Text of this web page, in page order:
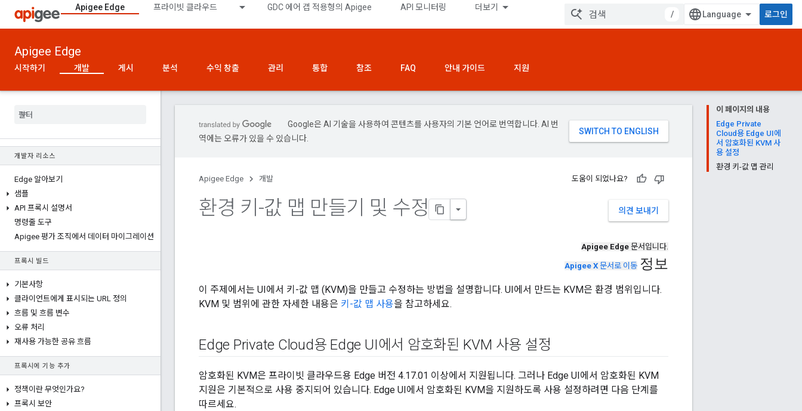
Apigee Edge 프라이빗 클라우드 GDC 에어 갭 적용형의 Apigee API 모니터링 더보기
/ 로그인
Apigee Edge
시작하기 개발 게시 분석 수익 창출 관리 통합 참조 FAQ 안내 가이드 지원
개발자 리소스
Edge 알아보기
샘플
API 프록시 설명서
명령줄 도구
Apigee 평가 조직에서 데이터 마이그레이션
프록시 빌드
기본사항
클라이언트에게 표시되는 URL 정의
흐름 및 흐름 변수
오류 처리
재사용 가능한 공유 흐름
프록시에 기능 추가
정책이란 무엇인가요?
프록시 보안
이 페이지의 내용
Edge Private
Cloud용 Edge UI에
서 암호화된 KVM 사
용 설정
환경 키-값 맵 관리
Google은 AI 기술을 사용하여 콘텐츠를 사용자의 기본 언어로 번역합니다. AI 번
역에는 오류가 있을 수 있습니다.
Apigee Edge 개발 도움이 되었나요?
의견 보내기
환경 키-값 맵 만들기 및 수정
Apigee Edge 문서입니다.
Apigee X 문서로 이동 정보
이 주제에서는 UI에서 키-값 맵 (KVM)을 만들고 수정하는 방법을 설명합니다. UI에서 만드는 KVM은 환경 범위입니다.
KVM 및 범위에 관한 자세한 내용은 키-값 맵 사용을 참고하세요.
Edge Private Cloud용 Edge UI에서 암호화된 KVM 사용 설정
암호화된 KVM은 프라이빗 클라우드용 Edge 버전 4.17.01 이상에서 지원됩니다. 그러나 Edge UI에서 암호화된 KVM
지원은 기본적으로 사용 중지되어 있습니다. Edge UI에서 암호화된 KVM을 지원하도록 사용 설정하려면 다음 단계를
따르세요.